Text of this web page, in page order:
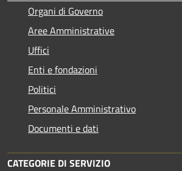
Organi di Governo
Aree Amministrative
Uffici
Enti e fondazioni
Politici
Personale Amministrativo
Documenti e dati
CATEGORIE DI SERVIZIO